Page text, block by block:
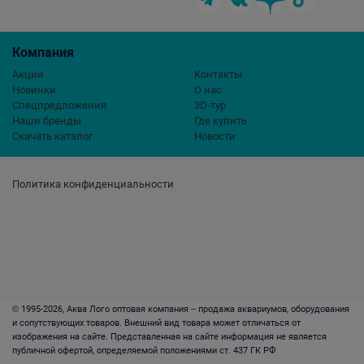
Политика конфиденциальности
Компания
Акции
Новинки
Спецпредложения
Наши бренды
Скачать каталог
Контакты
О нас
3D-тур
Где купить
Новости
© 1995-2026, Аква Лого оптовая компания – продажа аквариумов, оборудования
и сопутствующих товаров. Внешний вид товара может отличаться от
изображения на сайте. Представленная на сайте информация не является
публичной офертой, определяемой положениями ст. 437 ГК РФ